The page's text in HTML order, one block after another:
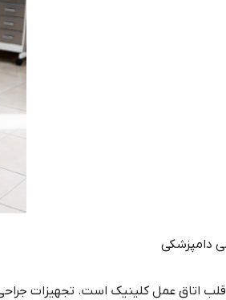
قلب اتاق عمل کلینیک است. تجهیزات